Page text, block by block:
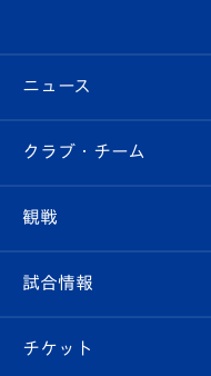
ニュース
すべて
クラブ
試合情報
クラブ・チーム
クラブ概要
観戦
観戦ルール
試合情報
試合日程/結果
チケット